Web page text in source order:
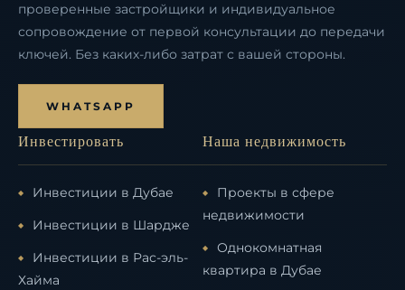
проверенные застройщики и индивидуальное
сопровождение от первой консультации до передачи
ключей. Без каких-либо затрат с вашей стороны.
WHATSAPP
Инвестировать
Инвестиции в Дубае
Инвестиции в Шардже
Инвестиции в Рас-эль-
Хайма
Наша недвижимость
Проекты в сфере
недвижимости
Однокомнатная
квартира в Дубае